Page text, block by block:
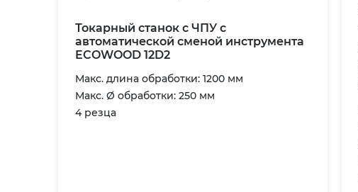
Токарный станок с ЧПУ с
автоматической сменой инструмента
ECOWOOD 12D2
Макс. длина обработки: 1200 мм
Макс. Ø обработки: 250 мм
4 резца